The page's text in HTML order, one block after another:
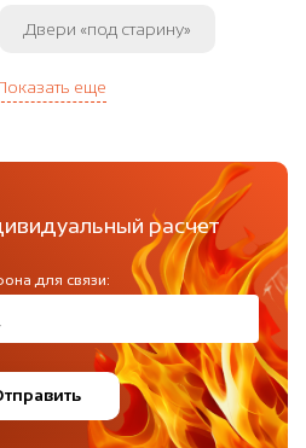
Двери «под старину»
еще
расчет
для связи: